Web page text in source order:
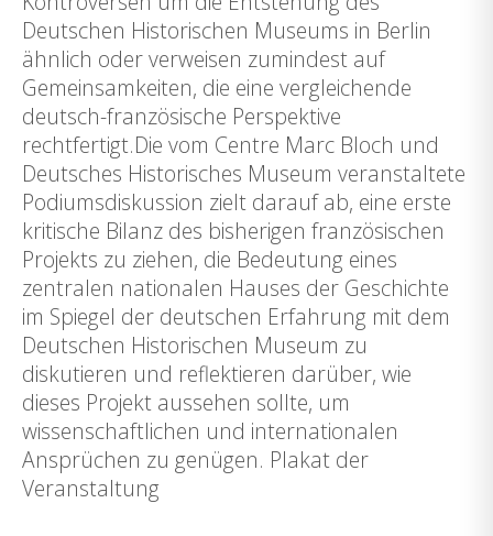
Deutschen Historischen Museums in Berlin
ähnlich oder verweisen zumindest auf
Gemeinsamkeiten, die eine vergleichende
deutsch-französische Perspektive
rechtfertigt.Die vom Centre Marc Bloch und
Deutsches Historisches Museum veranstaltete
Podiumsdiskussion zielt darauf ab, eine erste
kritische Bilanz des bisherigen französischen
Projekts zu ziehen, die Bedeutung eines
zentralen nationalen Hauses der Geschichte
im Spiegel der deutschen Erfahrung mit dem
Deutschen Historischen Museum zu
diskutieren und reflektieren darüber, wie
dieses Projekt aussehen sollte, um
wissenschaftlichen und internationalen
Ansprüchen zu genügen. Plakat der
Veranstaltung